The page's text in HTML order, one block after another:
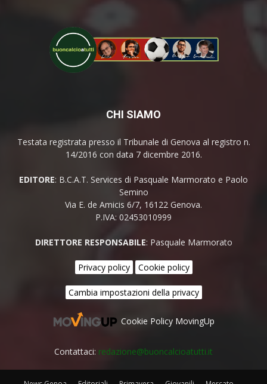
CHI SIAMO
Testata registrata presso il Tribunale di Genova al registro n.
14/2016 con data 7 dicembre 2016.
EDITORE: B.C.A.T. Services di Pasquale Marmorato e Paolo
Semino
Via E. de Amicis 6/7, 16122 Genova.
P.IVA: 02453010999
DIRETTORE RESPONSABILE: Pasquale Marmorato
Privacy policy Cookie policy
Cambia impostazioni della privacy
Cookie Policy MovingUp
Contattaci: redazione@buoncalcioatutti.it